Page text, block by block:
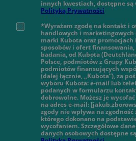
innych kwestiach, dostępne są
Polityką Prywatności
*Wyrażam zgodę na kontakt i
handlowych i marketingowych
marki Kubota oraz
sposobów i ofert
badania, od Kubota
Polsce, podmiotów z Grupy
podmiotów finansujących
(dalej łącznie, „Kubota”), za
wyboru Kubota: e-mail lub
podanych w formularzu
dobrowolne. Możesz je
na adres e-mail:
zgody nie wpływa na
którego dokonano na
wycofaniem. Szczegółowe
danych osobowych dostępne